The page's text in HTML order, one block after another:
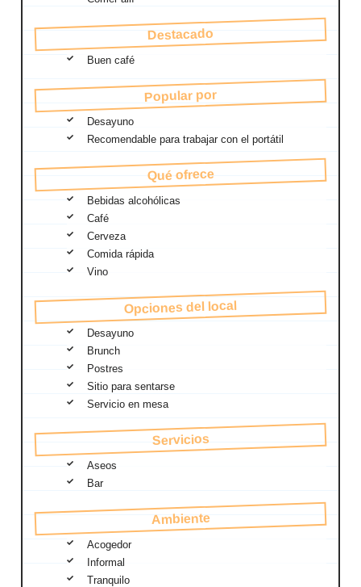
Destacado
Buen café
Popular por
Desayuno
Recomendable para trabajar con el portátil
Qué ofrece
Bebidas alcohólicas
Café
Cerveza
Comida rápida
Vino
Opciones del local
Desayuno
Brunch
Postres
Sitio para sentarse
Servicio en mesa
Servicios
Aseos
Bar
Ambiente
Acogedor
Informal
Tranquilo